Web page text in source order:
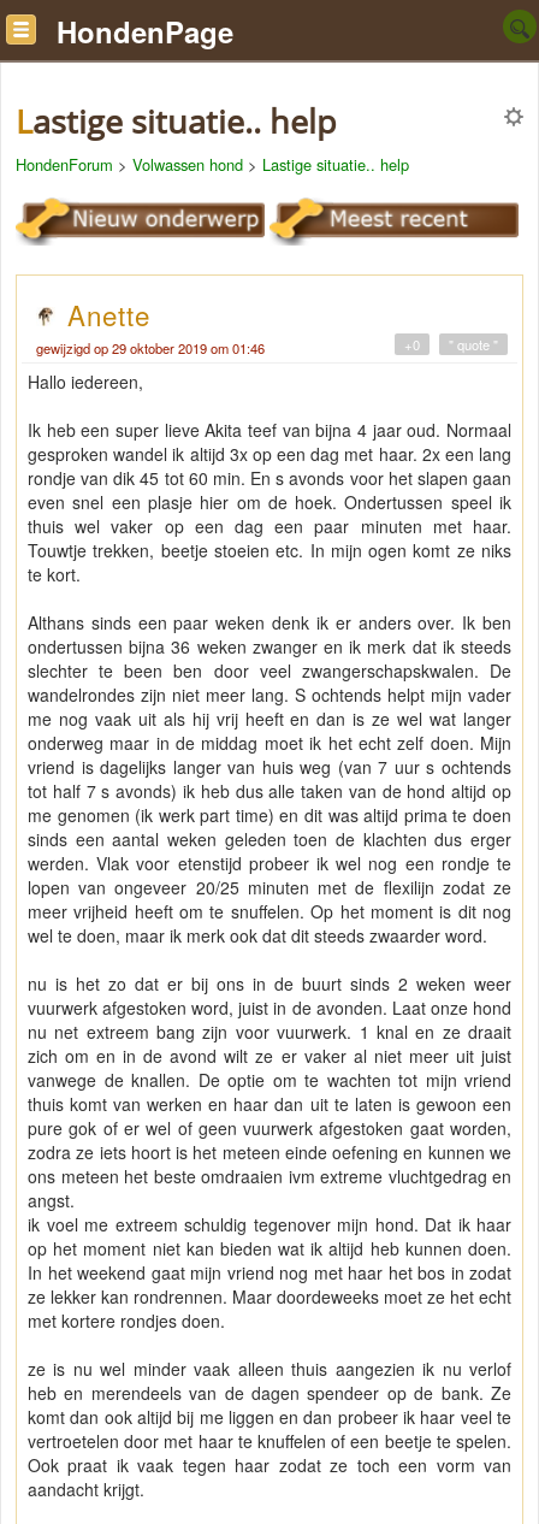
HondenPage
Lastige situatie.. help
HondenForum > Volwassen hond > Lastige situatie.. help
Anette
gewijzigd op 29 oktober 2019 om 01:46 " quote "
+0
Hallo iedereen,
Ik heb een super lieve Akita teef van bijna 4 jaar oud. Normaal
gesproken wandel ik altijd 3x op een dag met haar. 2x een lang
rondje van dik 45 tot 60 min. En s avonds voor het slapen gaan
even snel een plasje hier om de hoek. Ondertussen speel ik
thuis wel vaker op een dag een paar minuten met haar.
Touwtje trekken, beetje stoeien etc. In mijn ogen komt ze niks
te kort.
Althans sinds een paar weken denk ik er anders over. Ik ben
ondertussen bijna 36 weken zwanger en ik merk dat ik steeds
slechter te been ben door veel zwangerschapskwalen. De
wandelrondes zijn niet meer lang. S ochtends helpt mijn vader
me nog vaak uit als hij vrij heeft en dan is ze wel wat langer
onderweg maar in de middag moet ik het echt zelf doen. Mijn
vriend is dagelijks langer van huis weg (van 7 uur s ochtends
tot half 7 s avonds) ik heb dus alle taken van de hond altijd op
me genomen (ik werk part time) en dit was altijd prima te doen
sinds een aantal weken geleden toen de klachten dus erger
werden. Vlak voor etenstijd probeer ik wel nog een rondje te
lopen van ongeveer 20/25 minuten met de flexilijn zodat ze
meer vrijheid heeft om te snuffelen. Op het moment is dit nog
wel te doen, maar ik merk ook dat dit steeds zwaarder word.
nu is het zo dat er bij ons in de buurt sinds 2 weken weer
vuurwerk afgestoken word, juist in de avonden. Laat onze hond
nu net extreem bang zijn voor vuurwerk. 1 knal en ze draait
zich om en in de avond wilt ze er vaker al niet meer uit juist
vanwege de knallen. De optie om te wachten tot mijn vriend
thuis komt van werken en haar dan uit te laten is gewoon een
pure gok of er wel of geen vuurwerk afgestoken gaat worden,
zodra ze iets hoort is het meteen einde oefening en kunnen we
ons meteen het beste omdraaien ivm extreme vluchtgedrag en
angst.
ik voel me extreem schuldig tegenover mijn hond. Dat ik haar
op het moment niet kan bieden wat ik altijd heb kunnen doen.
In het weekend gaat mijn vriend nog met haar het bos in zodat
ze lekker kan rondrennen. Maar doordeweeks moet ze het echt
met kortere rondjes doen.
ze is nu wel minder vaak alleen thuis aangezien ik nu verlof
heb en merendeels van de dagen spendeer op de bank. Ze
komt dan ook altijd bij me liggen en dan probeer ik haar veel te
vertroetelen door met haar te knuffelen of een beetje te spelen.
Ook praat ik vaak tegen haar zodat ze toch een vorm van
aandacht krijgt.